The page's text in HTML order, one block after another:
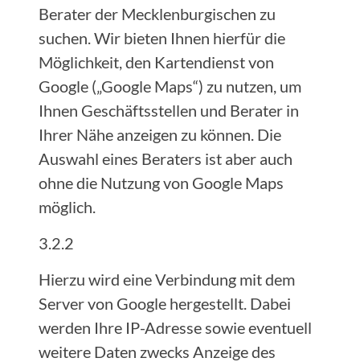
Berater der Mecklenburgischen zu
suchen. Wir bieten Ihnen hierfür die
Möglichkeit, den Kartendienst von
Google („Google Maps“) zu nutzen, um
Ihnen Geschäftsstellen und Berater in
Ihrer Nähe anzeigen zu können. Die
Auswahl eines Beraters ist aber auch
ohne die Nutzung von Google Maps
möglich.
3.2.2
Hierzu wird eine Verbindung mit dem
Server von Google hergestellt. Dabei
werden Ihre IP-Adresse sowie eventuell
weitere Daten zwecks Anzeige des